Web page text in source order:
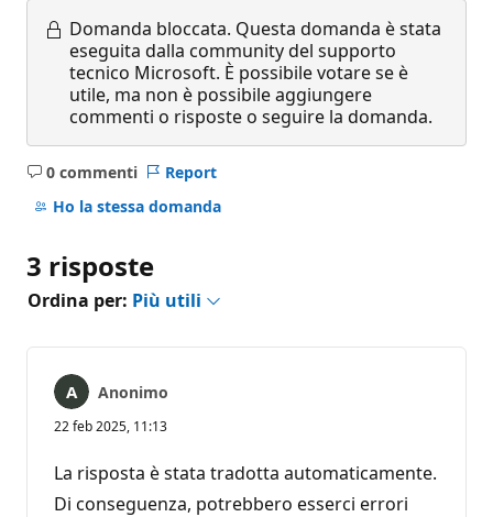
Domanda bloccata. Questa domanda è stata
eseguita dalla community del supporto
tecnico Microsoft. È possibile votare se è
utile, ma non è possibile aggiungere
commenti o risposte o seguire la domanda.
0 commenti
Nessun
commento
Report
Ho la stessa domanda
3 risposte
Ordina per: Più utili
Anonimo
22 feb 2025, 11:13
La risposta è stata tradotta automaticamente.
Di conseguenza, potrebbero esserci errori